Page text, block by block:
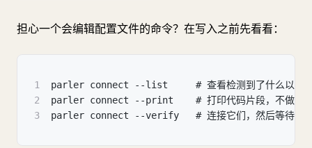
担心一个会编辑配置文件的命令？在写入之前先看看：
1
parler connect --list     # 查看检测到了什么以及已
2
parler connect --print    # 打印代码片段，不做任
3
parler connect --verify   # 连接它们，然后等待并显